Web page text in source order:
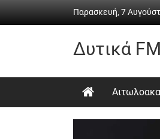
Παρασκευή, 7
Δυτικά FM
Καθημερινή